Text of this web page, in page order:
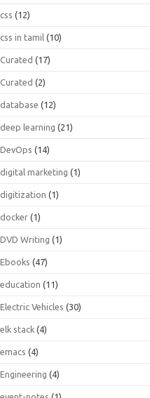
css (12)
css in tamil (10)
Curated (17)
Curated (2)
database (12)
deep learning (21)
DevOps (14)
digital marketing (1)
digitization (1)
docker (1)
DVD Writing (1)
Ebooks (47)
education (11)
Electric Vehicles (30)
elk stack (4)
emacs (4)
Engineering (4)